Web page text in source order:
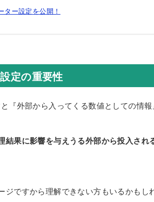
ター設定を公開！
定の重要性
『外部から入ってくる数値としての情報
結果に影響を与えうる外部から投入され
ですから理解できない方もいるかもし